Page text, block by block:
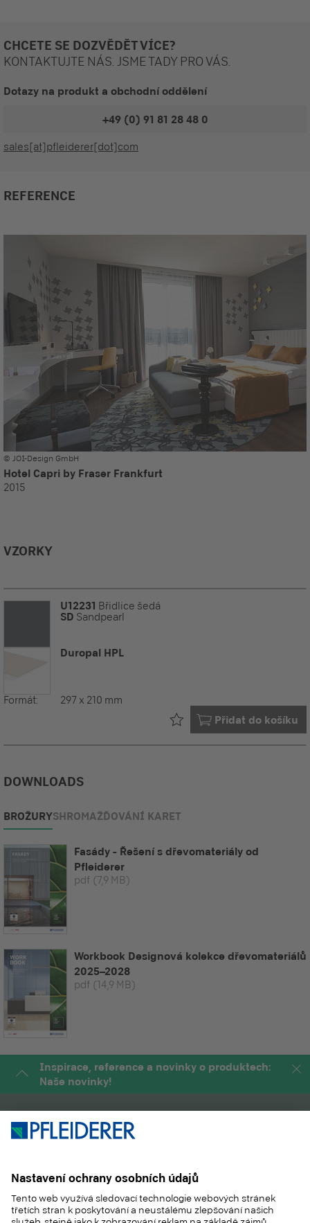
CHCETE SE DOZVĚDĚT VÍCE?
KONTAKTUJTE NÁS. JSME TADY PRO VÁS.
Dotazy na produkt a obchodní oddělení
+49 (0) 91 81 28 48 0
sales[at]pfleiderer[dot]com
REFERENCE
© JOI-Design GmbH
Hotel Capri by Fraser Frankfurt
2015
VZORKY
U12231 Břidlice šedá
SD Sandpearl
Duropal HPL
Formát: 297 x 210 mm
Přidat do košíku
Již ve vašem
DOWNLOADS
BROŽURYSHROMAŽĎOVÁNÍ KARET
Fasády - Řešení s dřevomateriály od
Pfleiderer
pdf (7,9 MB)
Workbook Designová kolekce dřevomateriálů
2025–2028
pdf (14,9 MB)
Inspirace, reference a novinky o produktech:
Naše novinky!
PRODUKTY
APLIKACE
MAGAZÍN
SLUŽBY